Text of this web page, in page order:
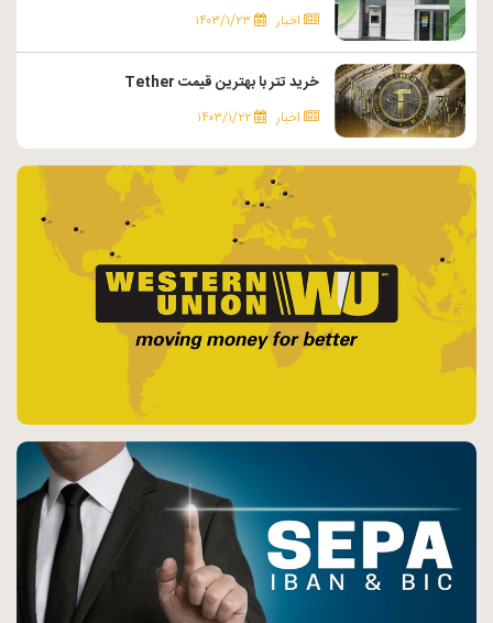
اخبار ۱۴۰۳/۱/۲۳
خرید تتر با بهترین قیمت Tether
اخبار ۱۴۰۳/۱/۲۲